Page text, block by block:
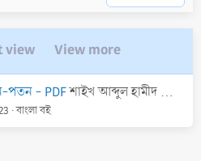
t
e
v
o
t
e
view View more
পতন - PDFশাইখ আব্দুল হামীদ আল-ফাইযী আল-মাদানী।
বাংলা বই